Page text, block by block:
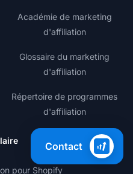
Académie de marketing
d'affiliation
Glossaire du marketing
d'affiliation
Répertoire de programmes
d'affiliation
pour Shopify
Contact